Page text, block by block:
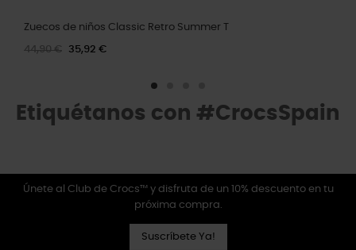
Zuecos de niños Classic Retro Summer T
44,90 € 35,92 €
Etiquétanos con #CrocsSpain
Únete al Club de Crocs™ y disfruta de un 10% descuento en tu
próxima compra.
Suscríbete Ya!